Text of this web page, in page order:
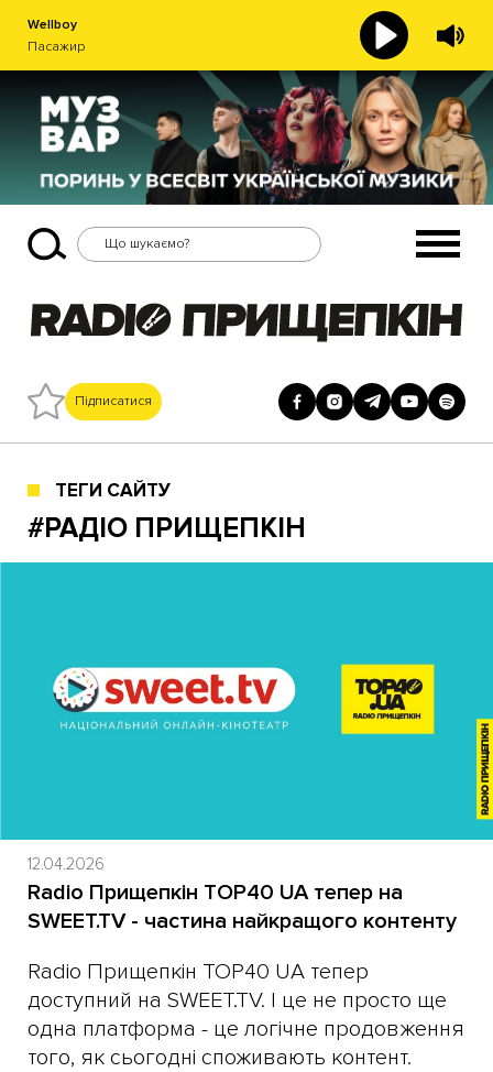
Wellboy
Пасажир
Підписатися
ТЕГИ САЙТУ
#РАДІО ПРИЩЕПКІН
12.04.2026
Radio Прищепкін TOP40 UA тепер на
SWEET.TV - частина найкращого контенту
​Radio Прищепкін TOP40 UA тепер
доступний на SWEET.TV. І це не просто ще
одна платформа - це логічне продовження
того, як сьогодні споживають контент.